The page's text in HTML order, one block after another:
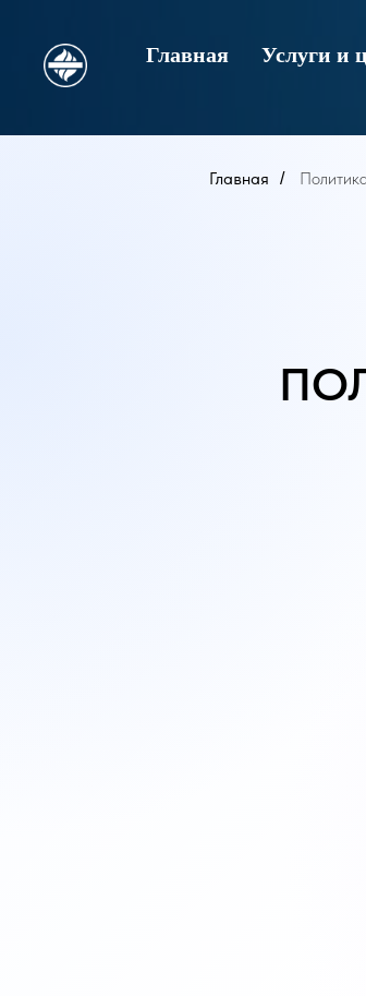
Главная Услуги и
Главная /